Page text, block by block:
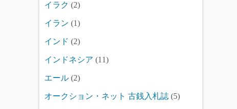
イラク (2)
イラン (1)
インド (2)
インドネシア (11)
エール (2)
オークション・ネット 古銭入札誌 (5)